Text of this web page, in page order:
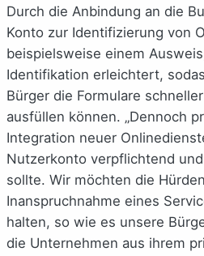
Durch die Anbindung an die
Konto zur Identifizierung von
beispielsweise einem
Identifikation erleichtert,
Bürger die Formulare
ausfüllen können. „Dennoch
Integration neuer
Nutzerkonto verpflichtend
sollte. Wir möchten die
Inanspruchnahme eines
halten, so wie es unsere
die Unternehmen aus ihrem